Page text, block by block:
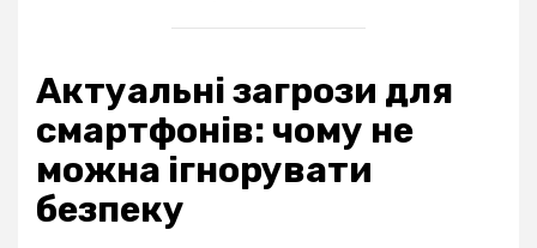
Актуальні загрози для
смартфонів: чому не
можна ігнорувати
безпеку